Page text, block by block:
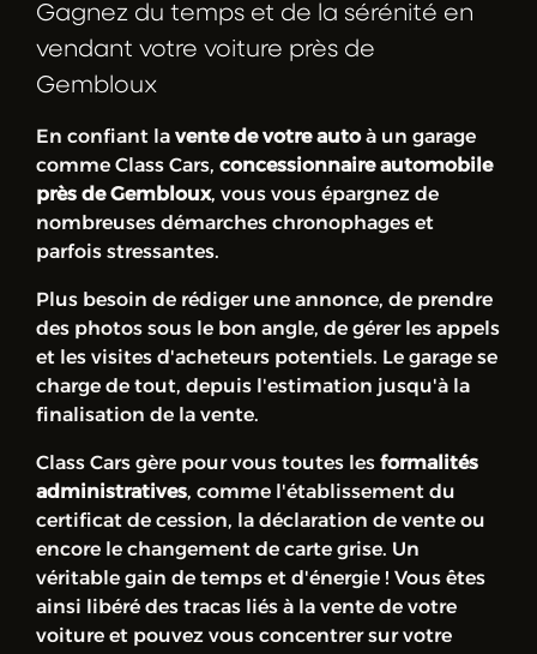
Gagnez du temps et de la sérénité en
vendant votre voiture près de
Gembloux
En confiant la vente de votre autoà un garage
comme Class Cars, concessionnaire automobile
près de Gembloux, vous vous épargnez de
nombreuses démarches chronophages et
parfois stressantes.
Plus besoin de rédiger une annonce, de prendre
des photos sous le bon angle, de gérer les appels
et les visites d'acheteurs potentiels. Le garage se
charge de tout, depuis l'estimation jusqu'à la
finalisation de la vente.
Class Cars gère pour vous toutes les formalités
administratives, comme l'établissement du
certificat de cession, la déclaration de vente ou
encore le changement de carte grise. Un
véritable gain de temps et d'énergie ! Vous êtes
ainsi libéré des tracas liés à la vente de votre
voiture et pouvez vous concentrer sur votre